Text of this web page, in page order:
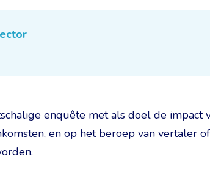
enquête met als doel de impact
en op het beroep van vertaler